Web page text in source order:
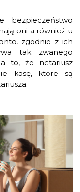
bezpieczeństwo
oni a również u
zgodnie z ich
tak zwanego
to, że notariusz
kasę, które są